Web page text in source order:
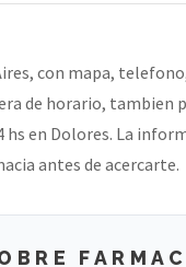
con mapa,
de horario, tambien
en Dolores. La
antes de acercarte.